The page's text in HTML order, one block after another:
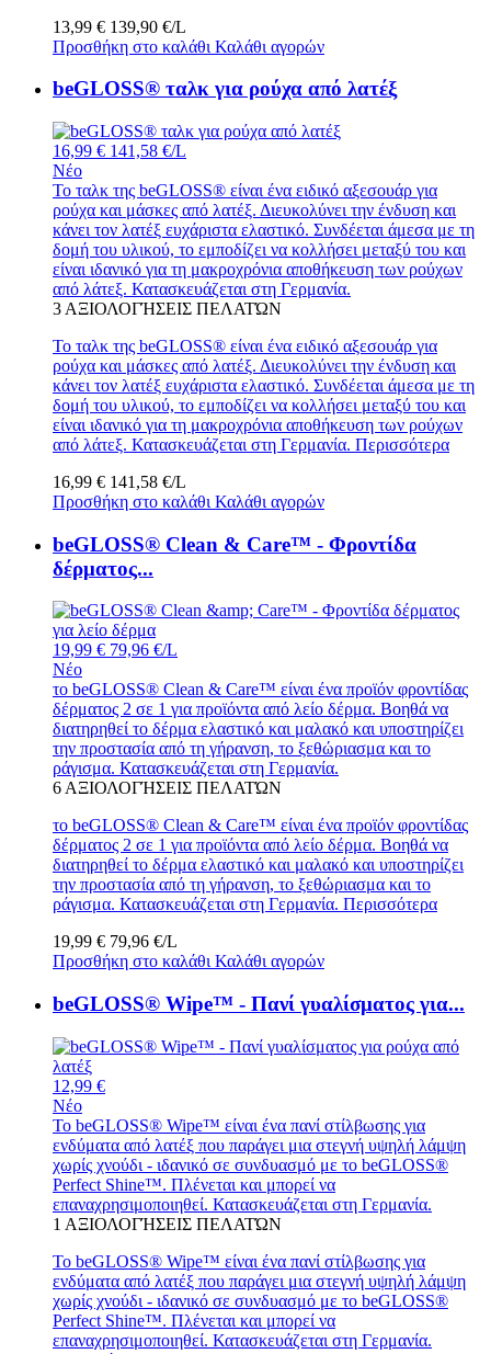
13,99 € 139,90 €/L
Προσθήκη στο καλάθι Καλάθι αγορών
beGLOSS® ταλκ για ρούχα από λατέξ
16,99 € 141,58 €/L
Νέο
Το ταλκ της beGLOSS® είναι ένα ειδικό αξεσουάρ για
ρούχα και μάσκες από λατέξ. Διευκολύνει την ένδυση και
κάνει τον λατέξ ευχάριστα ελαστικό. Συνδέεται άμεσα με τη
δομή του υλικού, το εμποδίζει να κολλήσει μεταξύ του και
είναι ιδανικό για τη μακροχρόνια αποθήκευση των ρούχων
από λάτεξ. Κατασκευάζεται στη Γερμανία.
3 ΑΞΙΟΛΟΓΉΣΕΙΣ ΠΕΛΑΤΏΝ
Το ταλκ της beGLOSS® είναι ένα ειδικό αξεσουάρ για
ρούχα και μάσκες από λατέξ. Διευκολύνει την ένδυση και
κάνει τον λατέξ ευχάριστα ελαστικό. Συνδέεται άμεσα με τη
δομή του υλικού, το εμποδίζει να κολλήσει μεταξύ του και
είναι ιδανικό για τη μακροχρόνια αποθήκευση των ρούχων
από λάτεξ. Κατασκευάζεται στη Γερμανία. Περισσότερα
16,99 € 141,58 €/L
Προσθήκη στο καλάθι Καλάθι αγορών
beGLOSS® Clean & Care™ - Φροντίδα
δέρματος...
19,99 € 79,96 €/L
Νέο
το beGLOSS® Clean & Care™ είναι ένα προϊόν φροντίδας
δέρματος 2 σε 1 για προϊόντα από λείο δέρμα. Βοηθά να
διατηρηθεί το δέρμα ελαστικό και μαλακό και υποστηρίζει
την προστασία από τη γήρανση, το ξεθώριασμα και το
ράγισμα. Κατασκευάζεται στη Γερμανία.
6ΑΞΙΟΛΟΓΉΣΕΙΣ ΠΕΛΑΤΏΝ
το beGLOSS® Clean & Care™ είναι ένα προϊόν φροντίδας
δέρματος 2 σε 1 για προϊόντα από λείο δέρμα. Βοηθά να
διατηρηθεί το δέρμα ελαστικό και μαλακό και υποστηρίζει
την προστασία από τη γήρανση, το ξεθώριασμα και το
ράγισμα. Κατασκευάζεται στη Γερμανία. Περισσότερα
19,99 € 79,96 €/L
Προσθήκη στο καλάθι Καλάθι αγορών
beGLOSS® Wipe™ - Πανί γυαλίσματος για...
12,99 €
Νέο
Το beGLOSS® Wipe™ είναι ένα πανί στίλβωσης για
ενδύματα από λατέξ που παράγει μια στεγνή υψηλή λάμψη
χωρίς χνούδι - ιδανικό σε συνδυασμό με το beGLOSS®
Perfect Shine™. Πλένεται και μπορεί να
επαναχρησιμοποιηθεί. Κατασκευάζεται στη Γερμανία.
1 ΑΞΙΟΛΟΓΉΣΕΙΣ ΠΕΛΑΤΏΝ
Το beGLOSS® Wipe™ είναι ένα πανί στίλβωσης για
ενδύματα από λατέξ που παράγει μια στεγνή υψηλή λάμψη
χωρίς χνούδι - ιδανικό σε συνδυασμό με το beGLOSS®
Perfect Shine™. Πλένεται και μπορεί να
επαναχρησιμοποιηθεί. Κατασκευάζεται στη Γερμανία.